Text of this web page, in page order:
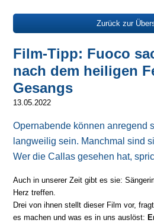
Zurück zur
Film-Tipp: Fuoco
nach dem heiligen
Gesangs
13.05.2022
Opernabende können anregend
langweilig sein. Manchmal sind
Wer die Callas gesehen hat,
Auch in unserer Zeit gibt es sie:
Herz treffen.
Drei von ihnen stellt dieser Film vor,
es machen und was es in uns auslöst: